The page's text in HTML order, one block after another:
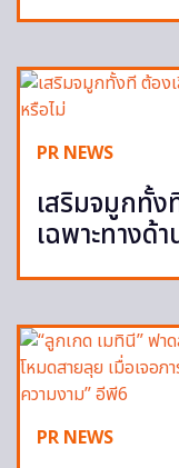
PR NEWS
เสริมจมูกทั้
เฉพาะทางด้
PR NEWS